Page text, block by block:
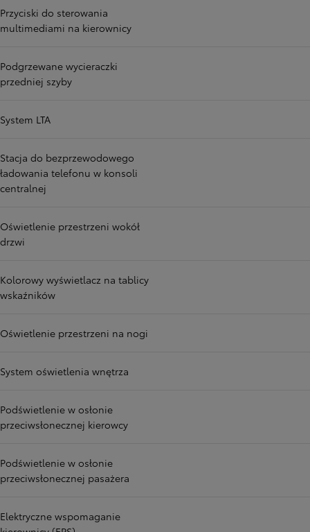
Przyciski do sterowania
multimediami na kierownicy
Podgrzewane wycieraczki
przedniej szyby
System LTA
Stacja do bezprzewodowego
ładowania telefonu w konsoli
centralnej
Oświetlenie przestrzeni wokół
drzwi
Kolorowy wyświetlacz na tablicy
wskaźników
Oświetlenie przestrzeni na nogi
System oświetlenia wnętrza
Podświetlenie w osłonie
przeciwsłonecznej kierowcy
Podświetlenie w osłonie
przeciwsłonecznej pasażera
Elektryczne wspomaganie